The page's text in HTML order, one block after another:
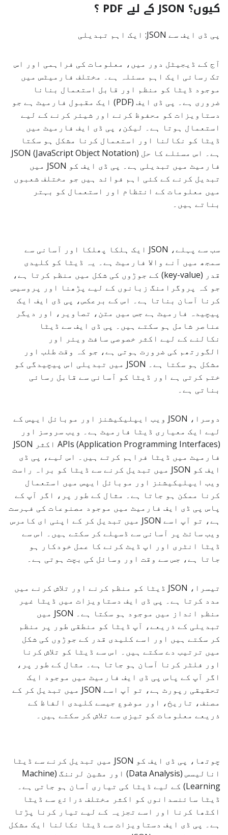
کیوں؟ JSON کے لیے PDF ؟
پی ڈی ایف سے JSON: ایک اہم تبدیلی
آج کے ڈیجیٹل دور میں، معلومات کی فراہمی اور اس
تک رسائی ایک اہم مسئلہ ہے۔ مختلف فارمیٹس میں
موجود ڈیٹا کو منظم اور قابل استعمال بنانا
ضروری ہے۔ پی ڈی ایف (PDF) ایک مقبول فارمیٹ ہے جو
دستاویزات کو محفوظ کرنے اور شیئر کرنے کے لیے
استعمال ہوتا ہے۔ لیکن، پی ڈی ایف فارمیٹ میں
ڈیٹا کو نکالنا اور استعمال کرنا مشکل ہو سکتا
ہے۔ اس مسئلے کا حل JSON (JavaScript Object Notation)
فارمیٹ میں تبدیلی ہے۔ پی ڈی ایف کو JSON میں
تبدیل کرنے کے کئی اہم فوائد ہیں جو مختلف شعبوں
میں معلومات کے انتظام اور استعمال کو بہتر
بناتے ہیں۔
سب سے پہلے، JSON ایک ہلکا پھلکا اور آسانی سے
سمجھ میں آنے والا فارمیٹ ہے۔ یہ ڈیٹا کو کلیدی
قدر (key-value) کے جوڑوں کی شکل میں منظم کرتا ہے،
جو کہ پروگرامنگ زبانوں کے لیے پڑھنا اور پروسیس
کرنا آسان بناتا ہے۔ اس کے برعکس، پی ڈی ایف ایک
پیچیدہ فارمیٹ ہے جس میں متن، تصاویر، اور دیگر
عناصر شامل ہو سکتے ہیں۔ پی ڈی ایف سے ڈیٹا
نکالنے کے لیے اکثر خصوصی سافٹ ویئر اور
الگورتھم کی ضرورت ہوتی ہے، جو کہ وقت طلب اور
مشکل ہو سکتا ہے۔ JSON میں تبدیلی اس پیچیدگی کو
ختم کرتی ہے اور ڈیٹا کو آسانی سے قابل رسائی
بناتی ہے۔
دوسرا، JSON ویب ایپلیکیشنز اور موبائل ایپس کے
لیے ایک معیاری ڈیٹا فارمیٹ ہے۔ ویب سروسز اور
APIs (Application Programming Interfaces) اکثر JSON
فارمیٹ میں ڈیٹا فراہم کرتے ہیں۔ اس لیے، پی ڈی
ایف کو JSON میں تبدیل کرنے سے ڈیٹا کو براہ راست
ویب ایپلیکیشنز اور موبائل ایپس میں استعمال
کرنا ممکن ہو جاتا ہے۔ مثال کے طور پر، اگر آپ کے
پاس پی ڈی ایف فارمیٹ میں موجود مصنوعات کی فہرست
ہے، تو آپ اسے JSON میں تبدیل کر کے اپنی ای کامرس
ویب سائٹ پر آسانی سے ڈسپلے کر سکتے ہیں۔ اس سے
ڈیٹا انٹری اور اپ ڈیٹ کرنے کا عمل خودکار ہو
جاتا ہے، جس سے وقت اور وسائل کی بچت ہوتی ہے۔
تیسرا، JSON ڈیٹا کو منظم کرنے اور تلاش کرنے میں
مدد کرتا ہے۔ پی ڈی ایف دستاویزات میں ڈیٹا غیر
منظم انداز میں موجود ہو سکتا ہے۔ JSON میں
تبدیلی کے ذریعے، آپ ڈیٹا کو منطقی طور پر منظم
کر سکتے ہیں اور اسے کلیدی قدر کے جوڑوں کی شکل
میں ترتیب دے سکتے ہیں۔ اس سے ڈیٹا کو تلاش کرنا
اور فلٹر کرنا آسان ہو جاتا ہے۔ مثال کے طور پر،
اگر آپ کے پاس پی ڈی ایف فارمیٹ میں موجود ایک
تحقیقی رپورٹ ہے، تو آپ اسے JSON میں تبدیل کر کے
مصنف، تاریخ، اور موضوع جیسے کلیدی الفاظ کے
ذریعے معلومات کو تیزی سے تلاش کر سکتے ہیں۔
چوتھا، پی ڈی ایف کو JSON میں تبدیل کرنے سے ڈیٹا
انالیسس (Data Analysis) اور مشین لرننگ (Machine
Learning) کے لیے ڈیٹا کی تیاری آسان ہو جاتی ہے۔
ڈیٹا سائنسدانوں کو اکثر مختلف ذرائع سے ڈیٹا
اکٹھا کرنا اور اسے تجزیہ کے لیے تیار کرنا پڑتا
ہے۔ پی ڈی ایف دستاویزات سے ڈیٹا نکالنا ایک مشکل